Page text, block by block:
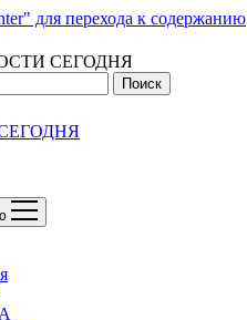
для перехода к содержанию
СЕГОДНЯ